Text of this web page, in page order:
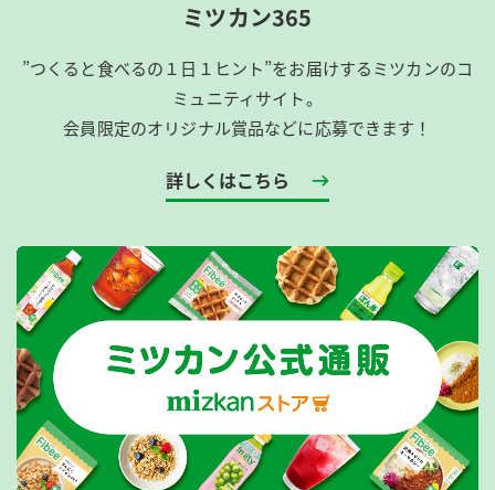
ミツカン365
”つくると食べるの１日１ヒント”をお届けするミツカンのコ
ミュニティサイト。
会員限定のオリジナル賞品などに応募できます！
詳しくはこちら